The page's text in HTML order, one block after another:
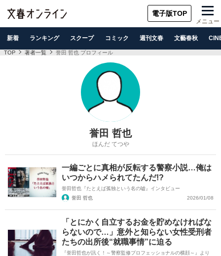
電子版TOP
メニュー
新着 ランキング スクープ コミック 週刊文春 文藝春秋
TOP 著者一覧 誉田 哲也 プロフィール
誉田 哲也
ほんだ てつや
一編ごとに真相が反転する警察小説…俺は
いつからハメられてたんだ!?
誉田哲也『たとえば孤独という名の嘘』インタビュー
誉田 哲也
2026/01/08
「とにかく自立するお金を貯めなければな
らないので…」意外と知らない女性受刑者
たちの出所後“就職事情”に迫る
『誉田哲也が訊く！～警察監修プロフェッショナルの横顔～』より